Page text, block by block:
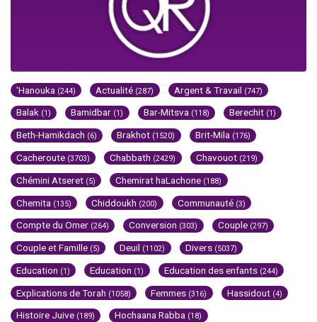
'Hanouka (244) Actualité (287) Argent & Travail (747)
Balak (1) Bamidbar (1) Bar-Mitsva (118) Berechit (1)
Beth-Hamikdach (6) Brakhot (1520) Brit-Mila (176)
Cacheroute (3703) Chabbath (2429) Chavouot (219)
Chémini Atseret (5) Chemirat haLachone (188)
Chemita (135) Chiddoukh (200) Communauté (3)
Compte du Omer (264) Conversion (303) Couple (297)
Couple et Famille (5) Deuil (1102) Divers (5037)
Education (1) Education (1) Education des enfants (244)
Explications de Torah (1058) Femmes (316) Hassidout (4)
Histoire Juive (189) Hochaana Rabba (18)